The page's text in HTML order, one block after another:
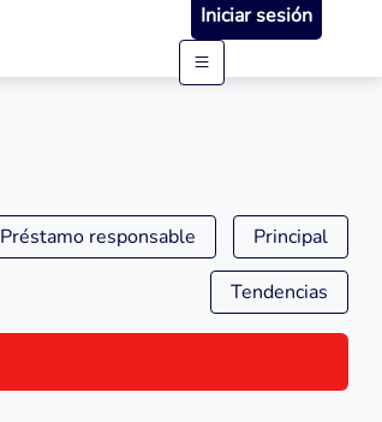
Iniciar sesión
Préstamo responsable Principal
Tendencias